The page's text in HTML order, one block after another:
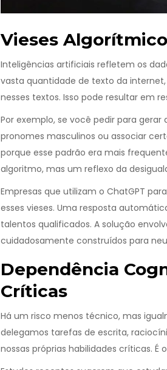
Vieses
Inteligências artificiais refletem os
vasta quantidade de texto da
nesses textos. Isso pode resultar em
Por exemplo, se você pedir para
pronomes masculinos ou associar
porque esse padrão era mais
algoritmo, mas um reflexo da
Empresas que utilizam o ChatGPT
esses vieses. Uma resposta
talentos qualificados. A solução
cuidadosamente construídos para
Dependência
Críticas
Há um risco menos técnico, mas
delegamos tarefas de escrita,
nossas próprias habilidades críticas.